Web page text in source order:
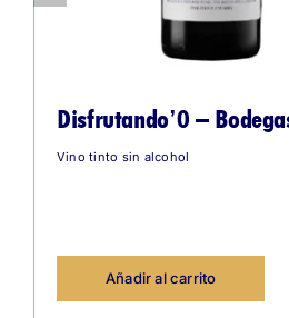
Disfrutando’0 –
Vino tinto sin alcohol
Añadir al carrito